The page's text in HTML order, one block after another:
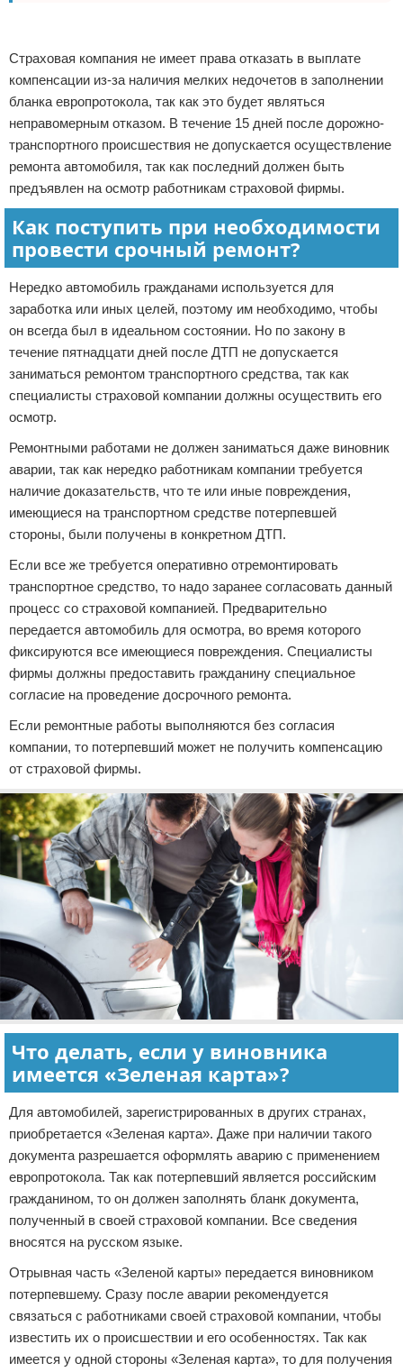
Страховая компания не имеет права отказать в выплате
компенсации из-за наличия мелких недочетов в заполнении
бланка европротокола, так как это будет являться
неправомерным отказом. В течение 15 дней после дорожно-
транспортного происшествия не допускается осуществление
ремонта автомобиля, так как последний должен быть
предъявлен на осмотр работникам страховой фирмы.
Как поступить при необходимости
провести срочный ремонт?
Нередко автомобиль гражданами используется для
заработка или иных целей, поэтому им необходимо, чтобы
он всегда был в идеальном состоянии. Но по закону в
течение пятнадцати дней после ДТП не допускается
заниматься ремонтом транспортного средства, так как
специалисты страховой компании должны осуществить его
осмотр.
Ремонтными работами не должен заниматься даже виновник
аварии, так как нередко работникам компании требуется
наличие доказательств, что те или иные повреждения,
имеющиеся на транспортном средстве потерпевшей
стороны, были получены в конкретном ДТП.
Если все же требуется оперативно отремонтировать
транспортное средство, то надо заранее согласовать данный
процесс со страховой компанией. Предварительно
передается автомобиль для осмотра, во время которого
фиксируются все имеющиеся повреждения. Специалисты
фирмы должны предоставить гражданину специальное
согласие на проведение досрочного ремонта.
Если ремонтные работы выполняются без согласия
компании, то потерпевший может не получить компенсацию
от страховой фирмы.
Что делать, если у виновника
имеется «Зеленая карта»?
Для автомобилей, зарегистрированных в других странах,
приобретается «Зеленая карта». Даже при наличии такого
документа разрешается оформлять аварию с применением
европротокола. Так как потерпевший является российским
гражданином, то он должен заполнять бланк документа,
полученный в своей страховой компании. Все сведения
вносятся на русском языке.
Отрывная часть «Зеленой карты» передается виновником
потерпевшему. Сразу после аварии рекомендуется
связаться с работниками своей страховой компании, чтобы
известить их о происшествии и его особенностях. Так как
имеется у одной стороны «Зеленая карта», то для получения